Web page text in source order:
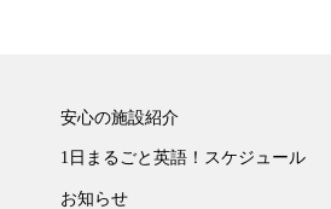
安心の施設紹介
1日まるごと英語！スケジュール
お知らせ